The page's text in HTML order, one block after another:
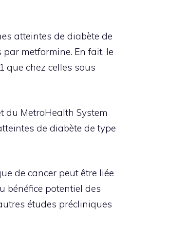
atteintes de diabète de
metformine. En fait, le
que chez celles sous
du MetroHealth System
de diabète de type
de cancer peut être liée
bénéfice potentiel des
études précliniques